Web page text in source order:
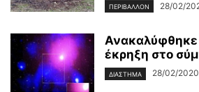
ΠΕΡΙΒΆΛΛΟΝ 28/02/
Ανακαλύφθηκε
έκρηξη στο
ΔΙΆΣΤΗΜΑ 28/02/2020